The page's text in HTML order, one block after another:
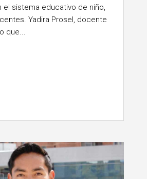
el sistema educativo de niño,
Yadira Prosel, docente
que...